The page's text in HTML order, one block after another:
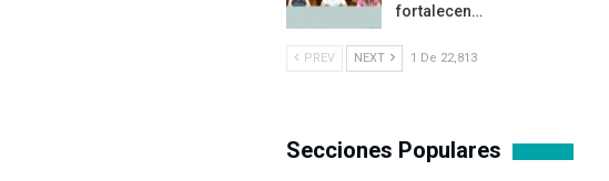
fortalecen…
PREV NEXT 1 De 22,813
Secciones Populares